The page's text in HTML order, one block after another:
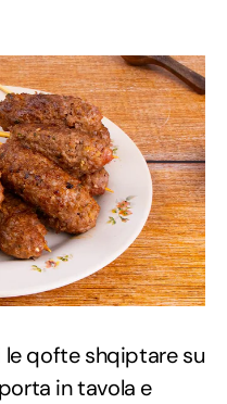
qofte shqiptare su
in tavola e